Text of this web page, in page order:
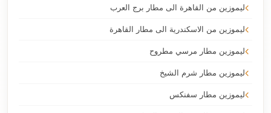
ليموزين من القاهرة الى مطار برج العرب
ليموزين من الاسكندرية الى مطار القاهرة
ليموزين مطار مرسي مطروح
ليموزين مطار شرم الشيخ
ليموزين مطار سفنكس